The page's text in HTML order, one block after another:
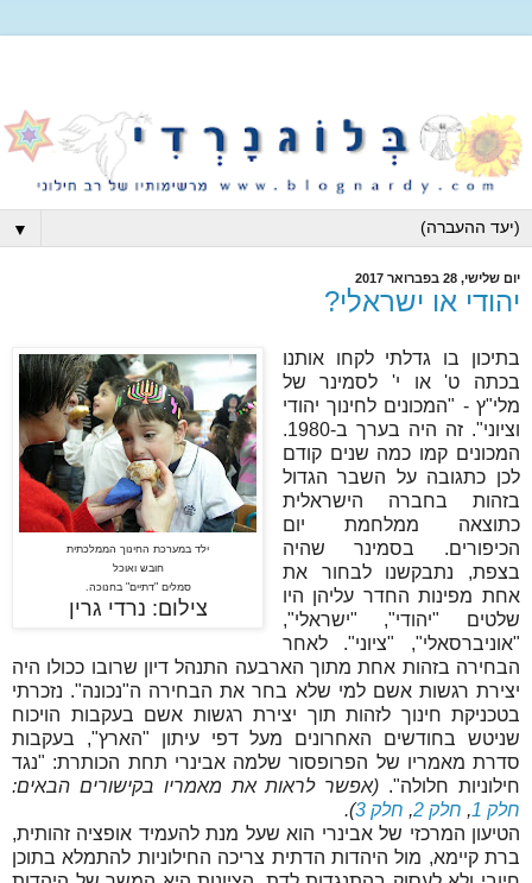
▼
יום שלישי, 28 בפברואר 2017
יהודי או ישראלי?
ילד במערכת החינוך הממלכתית
חובש ואוכל
סמלים "דתיים" בחנוכה.
צילום: נרדי גרין
בתיכון בו גדלתי לקחו אותנו
בכתה ט' או י' לסמינר של
מלי"ץ - "המכונים לחינוך יהודי
וציוני". זה היה בערך ב-1980.
המכונים קמו כמה שנים קודם
לכן כתגובה על השבר הגדול
בזהות בחברה הישראלית
כתוצאה ממלחמת יום
הכיפורים. בסמינר שהיה
בצפת, נתבקשנו לבחור את
אחת מפינות החדר עליהן היו
שלטים "יהודי", "ישראלי",
"אוניברסאלי", "ציוני". לאחר
הבחירה בזהות אחת מתוך הארבעה התנהל דיון שרובו ככולו היה
יצירת רגשות אשם למי שלא בחר את הבחירה ה"נכונה". נזכרתי
בטכניקת חינוך לזהות תוך יצירת רגשות אשם בעקבות הויכוח
שניטש בחודשים האחרונים מעל דפי עיתון "הארץ", בעקבות
סדרת מאמריו של הפרופסור שלמה אבינרי תחת הכותרת: "נגד
חילוניות חלולה". (אפשר לראות את מאמריו בקישורים הבאים:
חלק 1
, חלק 2 , חלק 3
).
הטיעון המרכזי של אבינרי הוא שעל מנת להעמיד אופציה זהותית,
ברת קיימא, מול היהדות הדתית צריכה החילוניות להתמלא בתוכן